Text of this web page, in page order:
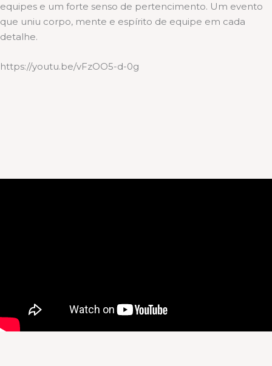
equipes e um forte senso de pertencimento. Um evento
que uniu corpo, mente e espírito de equipe em cada
detalhe.
https://youtu.be/vFzOO5-d-0g